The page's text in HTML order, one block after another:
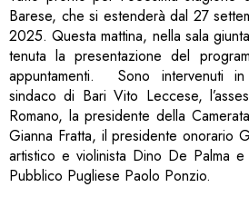
Barese, che si estenderà dal 27
2025. Questa mattina, nella sala
tenuta la presentazione del
appuntamenti. Sono intervenuti
sindaco di Bari Vito Leccese,
Romano, la presidente della
Gianna Fratta, il presidente onorario
artistico e violinista Dino De Palma
Pubblico Pugliese Paolo Ponzio.